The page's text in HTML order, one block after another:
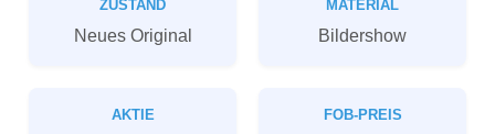
ZUSTAND
Neues Original
MATERIAL
Bildershow
AKTIE FOB-PREIS